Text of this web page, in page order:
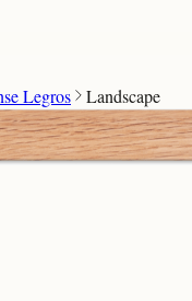
Legros Landscape